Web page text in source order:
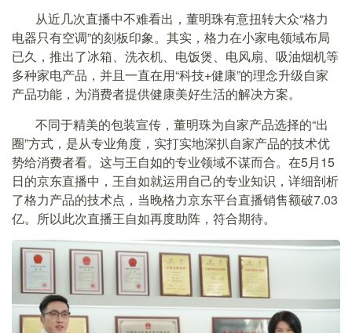
从近几次直播中不难看出，董明珠有意扭转大众“格力
电器只有空调”的刻板印象。其实，格力在小家电领域布局
已久，推出了冰箱、洗衣机、电饭煲、电风扇、吸油烟机等
多种家电产品，并且一直在用“科技+健康”的理念升级自家
产品功能，为消费者提供健康美好生活的解决方案。
不同于精美的包装宣传，董明珠为自家产品选择的“出
圈”方式，是从专业角度，实打实地深扒自家产品的技术优
势给消费者看。这与王自如的专业领域不谋而合。在5月15
日的京东直播中，王自如就运用自己的专业知识，详细剖析
了格力产品的技术点，当晚格力京东平台直播销售额破7.03
亿。所以此次直播王自如再度助阵，符合期待。